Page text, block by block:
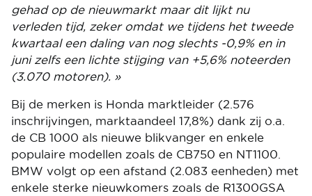
gehad op de nieuwmarkt maar dit lijkt nu
verleden tijd, zeker omdat we tijdens het tweede
kwartaal een daling van nog slechts -0,9% en in
juni zelfs een lichte stijging van +5,6% noteerden
(3.070 motoren). »
Bij de merken is Honda marktleider (2.576
inschrijvingen, marktaandeel 17,8%) dank zij o.a.
de CB 1000 als nieuwe blikvanger en enkele
populaire modellen zoals de CB750 en NT1100.
BMW volgt op een afstand (2.083 eenheden) met
enkele sterke nieuwkomers zoals de R1300GSA